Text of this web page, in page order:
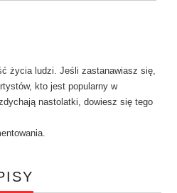
życia ludzi. Jeśli zastanawiasz się,
kto jest popularny w
nastolatki, dowiesz się tego